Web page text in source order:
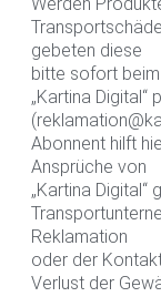
Werden
gebeten diese
bitte sofort
„Kartina Digital“
Abonnent hilft
Ansprüche von
„Kartina Digital“
Reklamation
oder der
Verlust der